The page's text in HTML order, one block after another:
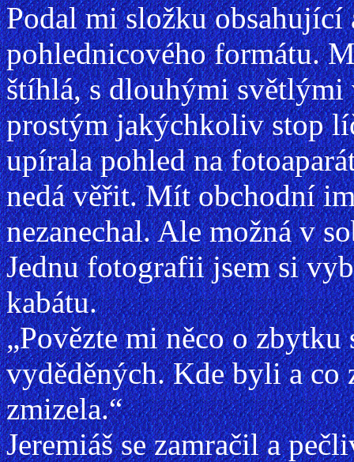
Podal mi složku
pohlednicového formátu.
štíhlá, s dlouhými světlými
prostým jakýchkoliv stop
upírala pohled na
nedá věřit. Mít obchodní
nezanechal. Ale možná v
Jednu fotografii jsem si
kabátu.
„Povězte mi něco o
vyděděných. Kde byli a
zmizela.“
Jeremiáš se zamračil a